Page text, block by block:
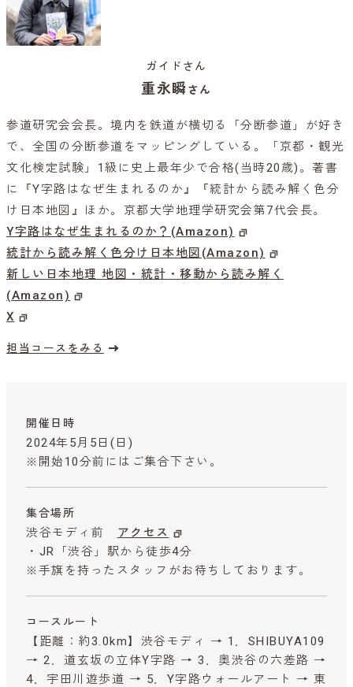
ガイドさん
重永瞬さん
参道研究会会長。境内を鉄道が横切る「分断参道」が好き
で、全国の分断参道をマッピングしている。「京都・観光
文化検定試験」1級に史上最年少で合格(当時20歳)。著書
に『Y字路はなぜ生まれるのか』『統計から読み解く色分
け日本地図』ほか。京都大学地理学研究会第7代会長。
Y字路はなぜ生まれるのか？(Amazon)
統計から読み解く色分け日本地図(Amazon)
新しい日本地理 地図・統計・移動から読み解く
(Amazon)
X
担当コースをみる
開催日時
2024年5月5日(日)
※開始10分前にはご集合下さい。
集合場所
渋谷モディ前
アクセス
・JR「渋谷」駅から徒歩4分
※手旗を持ったスタッフがお待ちしております。
コースルート
【距離：約3.0km】渋谷モディ → 1．SHIBUYA109
→ 2．道玄坂の立体Y字路 → 3．奥渋谷の六差路 →
4．宇田川遊歩道 → 5．Y字路ウォールアート → 東